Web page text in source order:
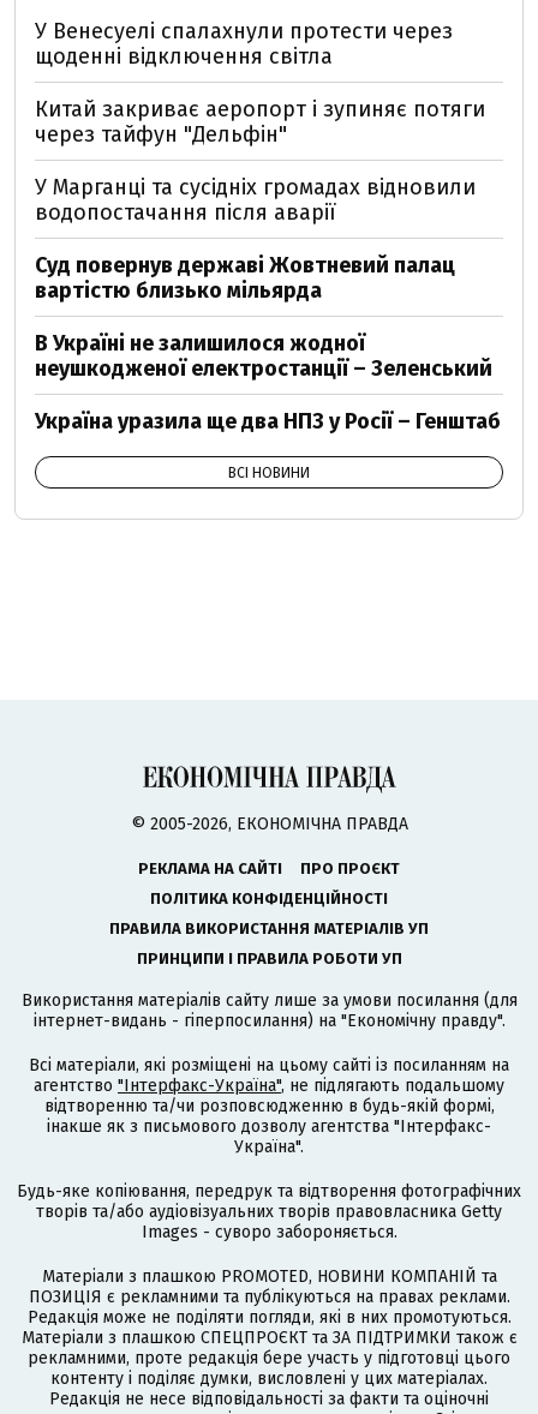
У Венесуелі спалахнули протести через
щоденні відключення світла
Китай закриває аеропорт і зупиняє потяги
через тайфун "Дельфін"
У Марганці та сусідніх громадах відновили
водопостачання після аварії
Суд повернув державі Жовтневий палац
вартістю близько мільярда
В Україні не залишилося жодної
неушкодженої електростанції – Зеленський
Україна уразила ще два НПЗ у Росії – Генштаб
ВСІ НОВИНИ
© 2005-2026, ЕКОНОМІЧНА ПРАВДА
РЕКЛАМА НА САЙТІ
ПРО ПРОЄКТ
ПОЛІТИКА КОНФІДЕНЦІЙНОСТІ
ПРАВИЛА ВИКОРИСТАННЯ МАТЕРІАЛІВ УП
ПРИНЦИПИ І ПРАВИЛА РОБОТИ УП
Використання матеріалів сайту лише за умови посилання (для
інтернет-видань - гіперпосилання) на "Економічну правду".
Всі матеріали, які розміщені на цьому сайті із посиланням на
агентство "Інтерфакс-Україна", не підлягають подальшому
відтворенню та/чи розповсюдженню в будь-якій формі,
інакше як з письмового дозволу агентства "Інтерфакс-
Україна".
Будь-яке копіювання, передрук та відтворення фотографічних
творів та/або аудіовізуальних творів правовласника Getty
Images - суворо забороняється.
Матеріали з плашкою PROMOTED, НОВИНИ КОМПАНІЙ та
ПОЗИЦІЯ є рекламними та публікуються на правах реклами.
Редакція може не поділяти погляди, які в них промотуються.
Матеріали з плашкою СПЕЦПРОЄКТ та ЗА ПІДТРИМКИ також є
рекламними, проте редакція бере участь у підготовці цього
контенту і поділяє думки, висловлені у цих матеріалах.
Редакція не несе відповідальності за факти та оціночні